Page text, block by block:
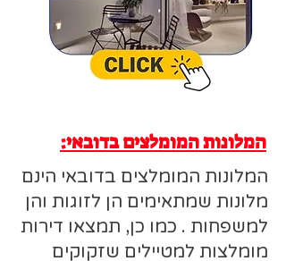
המלונות המומלצים בדובאי:
המלונות המומלצים בדובאי הינם
מלונות שמתאימים הן לזוגות והן
למשפחות . כמו כן, תמצאו דירות
מומלצות למטיילים שזקוקים